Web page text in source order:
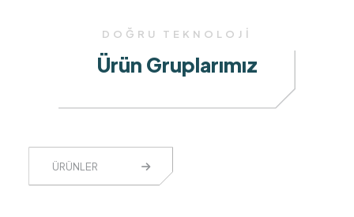
DOĞRU TEKNOLOJİ
Ürün Gruplarımız
ÜRÜNLER